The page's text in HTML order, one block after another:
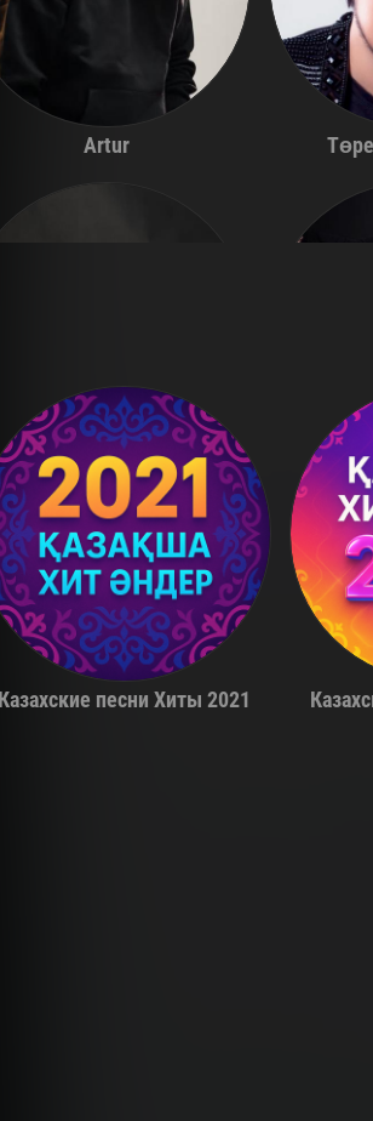
Artur
Miko
Казахские песни Хиты 2021